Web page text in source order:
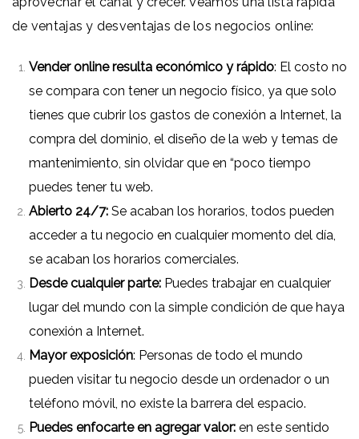
de ventajas y desventajas de los negocios online:
Vender online resulta económico y rápido: El costo no
se compara con tener un negocio físico, ya que solo
tienes que cubrir los gastos de conexión a Internet, la
compra del dominio, el diseño de la web y temas de
mantenimiento, sin olvidar que en “poco tiempo
puedes tener tu web.
Abierto 24/7: Se acaban los horarios, todos pueden
acceder a tu negocio en cualquier momento del día,
se acaban los horarios comerciales.
Desde cualquier parte: Puedes trabajar en cualquier
lugar del mundo con la simple condición de que haya
conexión a Internet.
Mayor exposición: Personas de todo el mundo
pueden visitar tu negocio desde un ordenador o un
teléfono móvil, no existe la barrera del espacio.
Puedes enfocarte en agregar valor: en este sentido